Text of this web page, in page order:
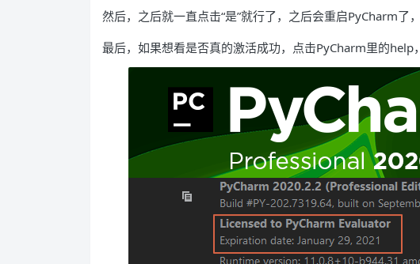
然后，之后就一直点击“是”就行了，之后会重启PyCharm了
最后，如果想看是否真的激活成功，点击PyCharm里的help